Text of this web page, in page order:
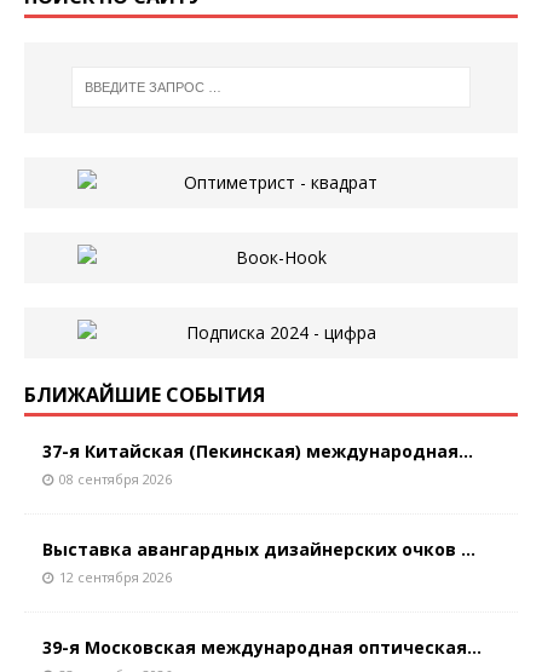
БЛИЖАЙШИЕ СОБЫТИЯ
37-я Китайская (Пекинская) международная...
08 сентября 2026
Выставка авангардных дизайнерских очков ...
12 сентября 2026
39-я Московская международная оптическая...